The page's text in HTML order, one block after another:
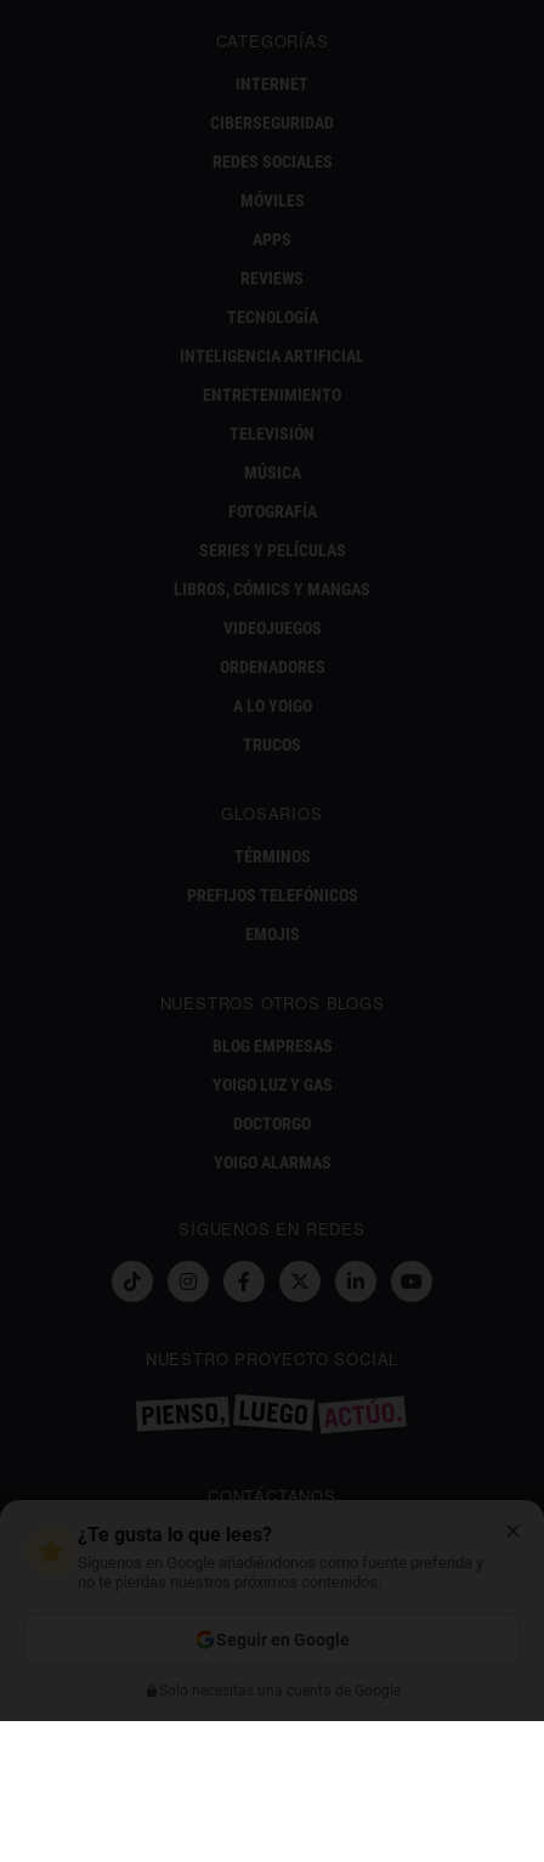
CATEGORÍAS
INTERNET
CIBERSEGURIDAD
REDES SOCIALES
MÓVILES
APPS
REVIEWS
TECNOLOGÍA
INTELIGENCIA ARTIFICIAL
ENTRETENIMIENTO
TELEVISIÓN
MÚSICA
FOTOGRAFÍA
SERIES Y PELÍCULAS
LIBROS, CÓMICS Y MANGAS
VIDEOJUEGOS
ORDENADORES
A LO YOIGO
TRUCOS
GLOSARIOS
TÉRMINOS
PREFIJOS TELEFÓNICOS
EMOJIS
NUESTROS OTROS BLOGS
BLOG EMPRESAS
YOIGO LUZ Y GAS
DOCTORGO
YOIGO ALARMAS
SÍGUENOS EN REDES
NUESTRO PROYECTO SOCIAL
CONTÁCTANOS
GESTIONWEBYOIGO@YOIGO.COM
Información legal
¿Te gusta lo que lees?
Seguir en Google